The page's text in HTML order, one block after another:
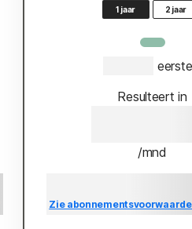
1 jaar 2 jaar
Resulteert in
/mnd
Zie